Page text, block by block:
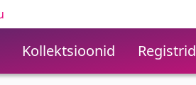
Kollektsioonid Registrid